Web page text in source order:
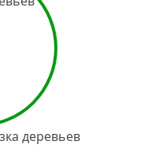
деревьев